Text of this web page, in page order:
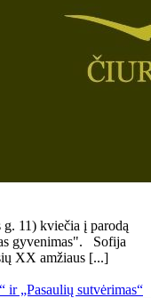
11) kviečia į parodą
gyvenimas". Sofija
XX amžiaus [...]
ir „Pasaulių sutvėrimas“